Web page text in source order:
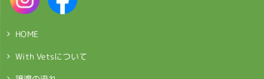
HOME
With Vetsについて